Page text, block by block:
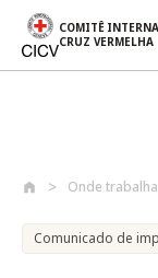
COMITÊ
CRUZ VERMELHA
Onde
Comunicado de